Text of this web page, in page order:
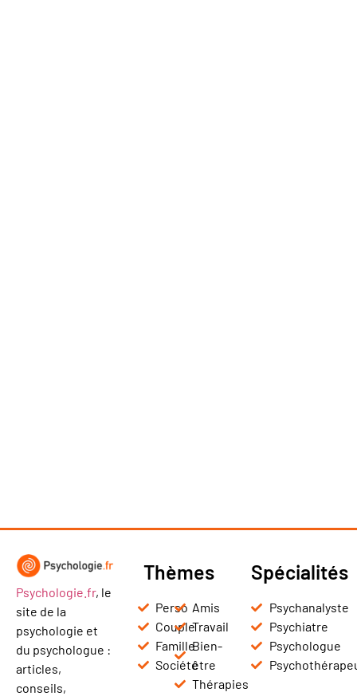
Psychologie.fr, le
site de la
psychologie et
du psychologue :
articles,
conseils,
Thèmes
Perso
Couple
Famille
Société
Amis
Travail
Bien-
être
Thérapies
Spécialités
Psychanalyste
Psychiatre
Psychologue